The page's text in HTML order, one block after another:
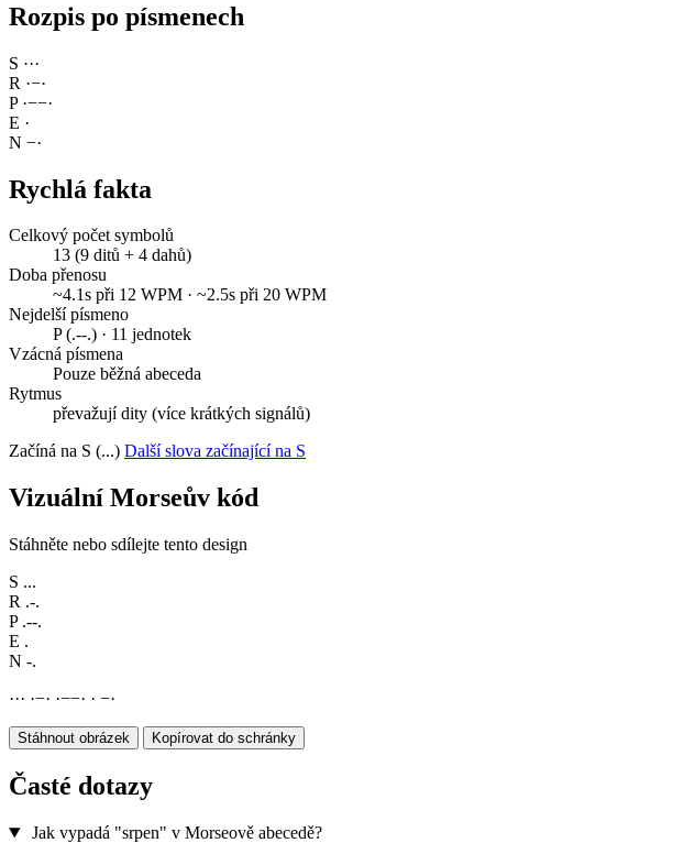
Rozpis po písmenech
S ···
R ·−·
P ·−−·
E ·
N −·
Rychlá fakta
Celkový počet symbolů
13 (9 ditů + 4 dahů)
Doba přenosu
~4.1s při 12 WPM · ~2.5s při 20 WPM
Nejdelší písmeno
P (.--.) · 11 jednotek
Vzácná písmena
Pouze běžná abeceda
Rytmus
převažují dity (více krátkých signálů)
Začíná na S (...) Další slova začínající na S
Vizuální Morseův kód
Stáhněte nebo sdílejte tento design
S ...
R .-.
P .--.
E .
N -.
··· ·−· ·−−· · −·
Stáhnout obrázek Kopírovat do schránky
Časté dotazy
Jak vypadá "srpen" v Morseově abecedě?